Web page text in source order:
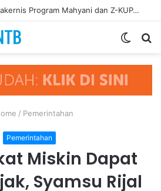
Baznas NTB Gelar Rakernis Program Mahyani dan Z-KUP, Jadi Mitra Strategis Pemprov Entaskan Kemiskinan
Switch
/ Pemerintahan
Pemerintahan
Miskin Dapat
Syamsu Rijal